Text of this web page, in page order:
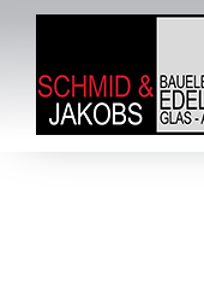
Zum
springen